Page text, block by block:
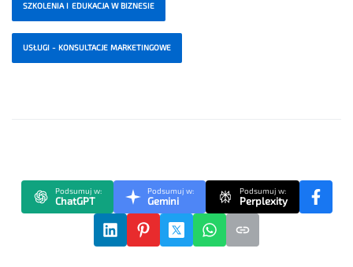
SZKOLENIA I EDUKACJA W BIZNESIE
USŁUGI - KONSULTACJE MARKETINGOWE
Podsumuj w:
ChatGPT
Podsumuj w:
Gemini
Podsumuj w:
Perplexity